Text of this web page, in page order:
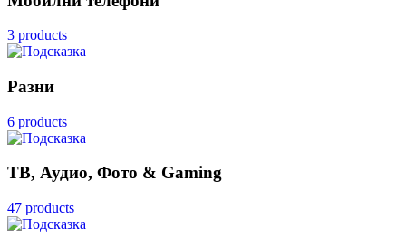
3 products
Разни
6 products
ТВ, Аудио, Фото & Gaming
47 products